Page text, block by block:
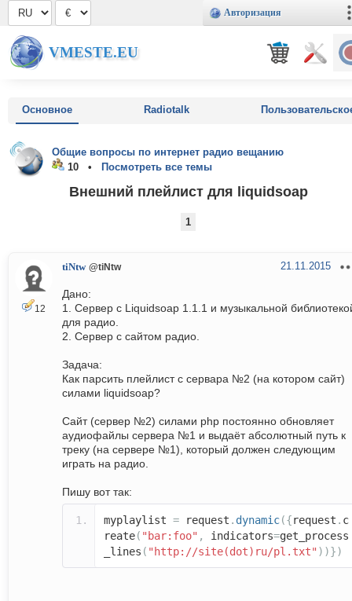
Авторизация
VMESTE.EU
Основное Radiotalk
Общие вопросы по интернет радио вещанию
10 •
Посмотреть все темы
Внешний плейлист для liquidsoap
1
12
tiNtw @tiNtw 21.11.2015
Дано:
1. Сервер с Liquidsoap 1.1.1 и музыкальной
для радио.
2. Сервер с сайтом радио.
Задача:
Как парсить плейлист с сервара №2 (на котором сайт)
силами liquidsoap?
Сайт (сервер №2) силами php постоянно обновляет
аудиофайлы сервера №1 и выдаёт абсолютный путь к
треку (на сервере №1), который должен следующим
играть на радио.
Пишу вот так:
myplaylist = request . dynamic({request . c
reate( "bar:foo" , indicators=get_process
_lines ( "http://site(dot)ru/pl.txt" ))})